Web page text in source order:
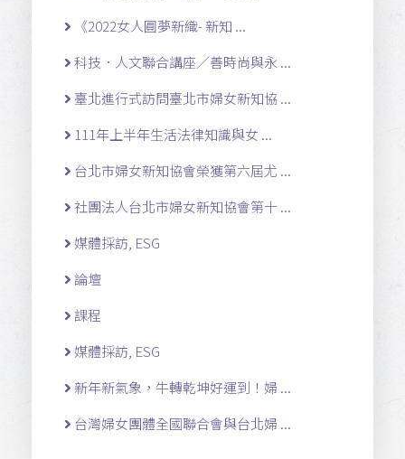
《2022女人圓夢新織- 新知 ...
科技．人文聯合講座／善時尚與永 ...
臺北進行式訪問臺北市婦女新知協 ...
111年上半年生活法律知識與女 ...
台北市婦女新知協會榮獲第六屆尤 ...
社團法人台北市婦女新知協會第十 ...
媒體採訪, ESG
論壇
課程
媒體採訪, ESG
新年新氣象，牛轉乾坤好運到！婦 ...
台灣婦女團體全國聯合會與台北婦 ...